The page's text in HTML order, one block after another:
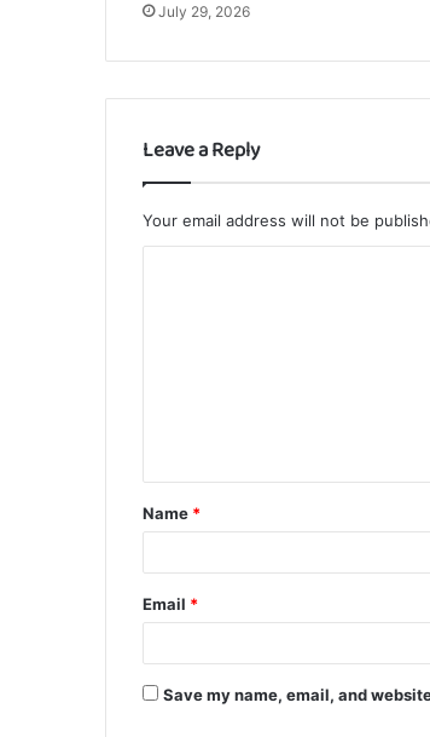
July 29, 2026
Leave a Reply
Your email address will not be
t
*
Name *
Email *
Save my name, email, and